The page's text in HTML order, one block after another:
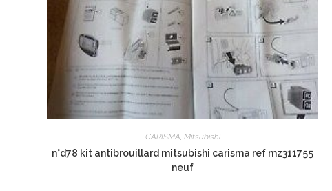
CARISMA, Mitsubishi
n°d78 kit antibrouillard mitsubishi carisma ref mz311755
neuf